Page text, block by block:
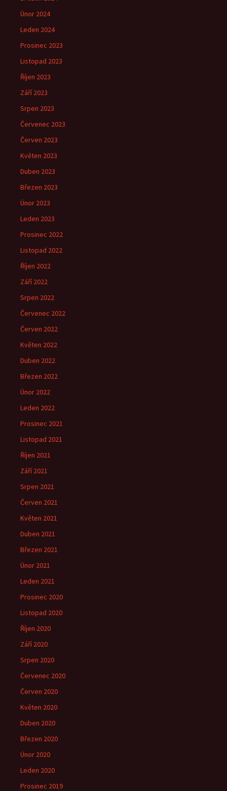
Únor 2024
Leden 2024
Prosinec 2023
Listopad 2023
Říjen 2023
Září 2023
Srpen 2023
Červenec 2023
Červen 2023
Květen 2023
Duben 2023
Březen 2023
Únor 2023
Leden 2023
Prosinec 2022
Listopad 2022
Říjen 2022
Září 2022
Srpen 2022
Červenec 2022
Červen 2022
Květen 2022
Duben 2022
Březen 2022
Únor 2022
Leden 2022
Prosinec 2021
Listopad 2021
Říjen 2021
Září 2021
Srpen 2021
Červen 2021
Květen 2021
Duben 2021
Březen 2021
Únor 2021
Leden 2021
Prosinec 2020
Listopad 2020
Říjen 2020
Září 2020
Srpen 2020
Červenec 2020
Červen 2020
Květen 2020
Duben 2020
Březen 2020
Únor 2020
Leden 2020
Prosinec 2019